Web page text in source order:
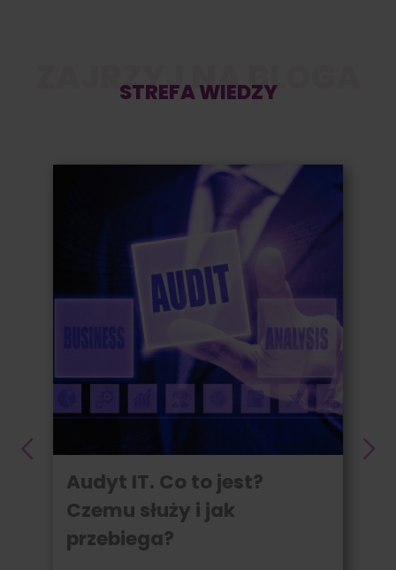
ZAJRZYJ NA BLOGA
STREFA WIEDZY
Audyt IT. Co to jest?
Czemu służy i jak
przebiega?